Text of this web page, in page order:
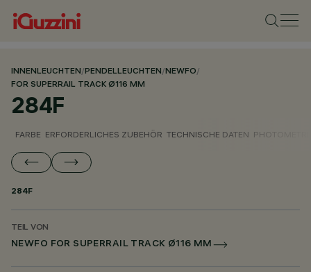
INNENLEUCHTEN/PENDELLEUCHTEN/NEWFO/
FOR SUPERRAIL TRACK Ø116 MM
284F
FARBE ERFORDERLICHES ZUBEHÖR TECHNISCHE DATEN
284F
TEIL VON
NEWFO FOR SUPERRAIL TRACK Ø116 MM